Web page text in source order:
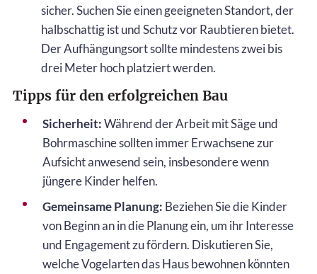
sicher. Suchen Sie einen geeigneten Standort, der
halbschattig ist und Schutz vor Raubtieren bietet.
Der Aufhängungsort sollte mindestens zwei bis
drei Meter hoch platziert werden.
Tipps für den erfolgreichen Bau
Sicherheit:Während der Arbeit mit Säge und
Bohrmaschine sollten immer Erwachsene zur
Aufsicht anwesend sein, insbesondere wenn
jüngere Kinder helfen.
Gemeinsame Planung: Beziehen Sie die Kinder
von Beginn an in die Planung ein, um ihr Interesse
und Engagement zu fördern. Diskutieren Sie,
welche Vogelarten das Haus bewohnen könnten